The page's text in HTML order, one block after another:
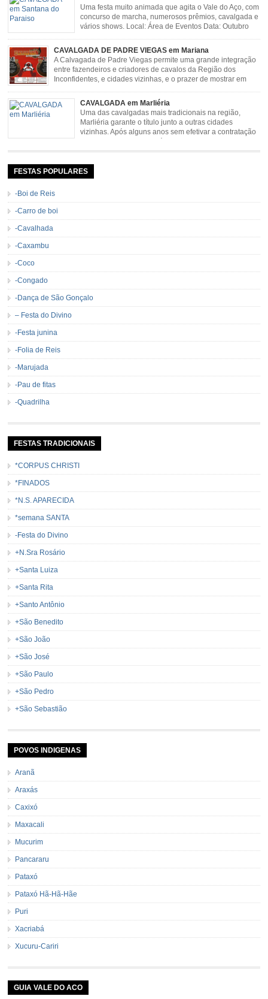
Uma festa muito animada que agita o Vale do Aço, com
concurso de marcha, numerosos prêmios, cavalgada e
vários shows. Local: Área de Eventos Data: Outubro
CAVALGADA DE PADRE VIEGAS em Mariana
A Calvagada de Padre Viegas permite uma grande integração
entre fazendeiros e criadores de cavalos da Região dos
Inconfidentes, e cidades vizinhas, e o prazer de mostrar em
resgata cultura e saúde além de contar com apresentações musicais. Local:
Distrito de Padre Viegas, Antigo Campo de […]
CAVALGADA em Marliéria
Uma das cavalgadas mais tradicionais na região,
Marliéria garante o título junto a outras cidades
vizinhas. Após alguns anos sem efetivar a contratação
Cavalgada de Marliéria voltou, e não deixou dúvidas de que sua tradição
de […]
FESTAS POPULARES
-Boi de Reis
-Carro de boi
-Cavalhada
-Caxambu
-Coco
-Congado
-Dança de São Gonçalo
– Festa do Divino
-Festa junina
-Folia de Reis
-Marujada
-Pau de fitas
-Quadrilha
FESTAS TRADICIONAIS
*CORPUS CHRISTI
*FINADOS
*N.S. APARECIDA
*semana SANTA
-Festa do Divino
+N.Sra Rosário
+Santa Luiza
+Santa Rita
+Santo Antônio
+São Benedito
+São João
+São José
+São Paulo
+São Pedro
+São Sebastião
POVOS INDIGENAS
Aranã
Araxás
Caxixó
Maxacali
Mucurim
Pancararu
Pataxó
Pataxó Hã-Hã-Hãe
Puri
Xacriabá
Xucuru-Cariri
GUIA VALE DO ACO